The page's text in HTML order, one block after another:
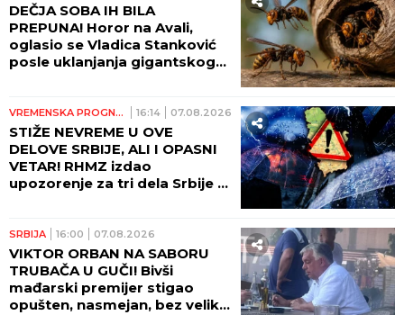
DEČJA SOBA IH BILA
PREPUNA! Horor na Avali,
oglasio se Vladica Stanković
posle uklanjanja gigantskog
VREMENSKA PROGNOZA 16:14 07.08.2026
STIŽE NEVREME U OVE
DELOVE SRBIJE, ALI I OPASNI
VETAR! RHMZ izdao
upozorenje za tri dela Srbije -
SRBIJA 16:00 07.08.2026
VIKTOR ORBAN NA SABORU
TRUBAČA U GUČI! Bivši
mađarski premijer stigao
opušten, nasmejan, bez velike